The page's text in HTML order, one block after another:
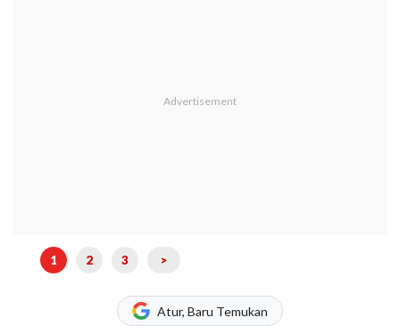
1 2 3 >
Atur, Baru Temukan